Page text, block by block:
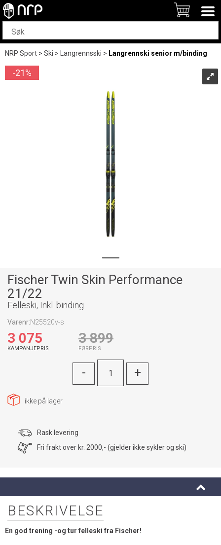
NRP Sport>Ski> Langrennsski> Langrennski senior m/binding
21%
Fischer Twin Skin Performance
21/22
Felleski, Inkl. binding
Varenr:N25520v-s
3 075
KAMPANJEPRIS
3 899
FØRPRIS
- +
ikke på lager
Rask levering
Fri frakt over kr. 2000,- (gjelder ikke sykler og ski)
BESKRIVELSE
En god trening -og tur felleski fra Fischer!